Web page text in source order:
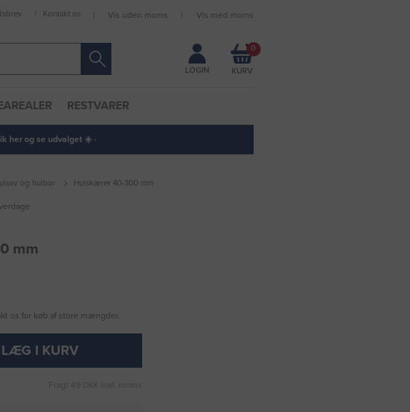
Forbliv logget ind
Kontakt os Vis uden moms Vis med moms
LOGIN
0
RESTVARER
her og se udvalget ☀️ ·
og hulbor Hulskærer 40-300 mm
mm
os for køb af store mængder.
LÆG I KURV
Fragt 49 DKK inkl. moms